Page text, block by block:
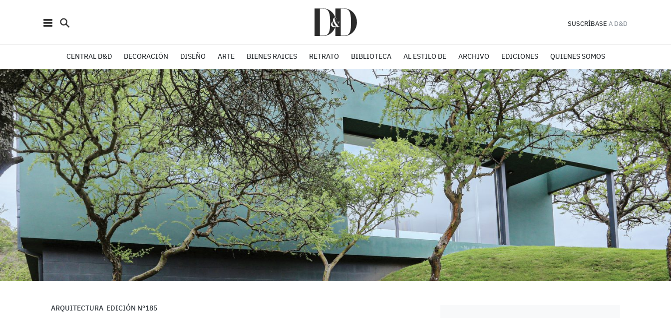
SUSCRÍBASE A D&D
CENTRAL D&D DECORACIÓN DISEÑO ARTE BIENES RAICES RETRATO BIBLIOTECA AL ESTILO DE ARCHIVO EDICIONES QUIENES SOMOS
ARQUITECTURA EDICIÓN Nº185